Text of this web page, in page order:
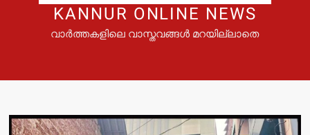
KANNUR ONLINE NEWS
വാർത്തകളിലെ വാസ്തവങ്ങൾ മറയില്ലാതെ